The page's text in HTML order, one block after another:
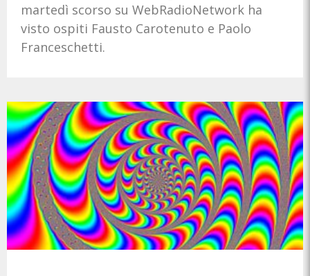
martedì scorso su WebRadioNetwork ha
visto ospiti Fausto Carotenuto e Paolo
Franceschetti.